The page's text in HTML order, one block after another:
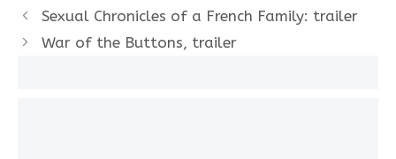
Sexual Chronicles of a French Family: trailer
War of the Buttons, trailer